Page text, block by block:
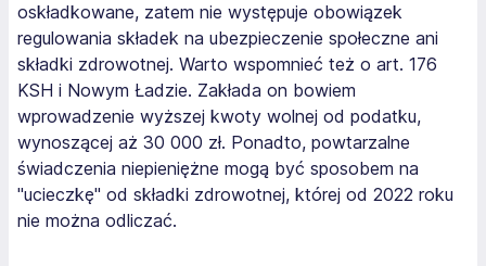
oskładkowane, zatem nie występuje obowiązek
regulowania składek na ubezpieczenie społeczne ani
składki zdrowotnej. Warto wspomnieć też o art. 176
KSH i Nowym Ładzie. Zakłada on bowiem
wprowadzenie wyższej kwoty wolnej od podatku,
wynoszącej aż 30 000 zł. Ponadto, powtarzalne
świadczenia niepieniężne mogą być sposobem na
"ucieczkę" od składki zdrowotnej, której od 2022 roku
nie można odliczać.